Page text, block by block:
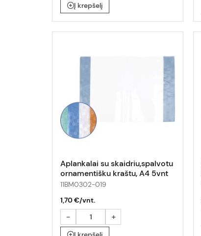
Į krepšelį
Aplankalai su skaidriu,spalvotu
ornamentišku kraštu, A4 5vnt
11BM0302-019
1,70 €/vnt.
- +